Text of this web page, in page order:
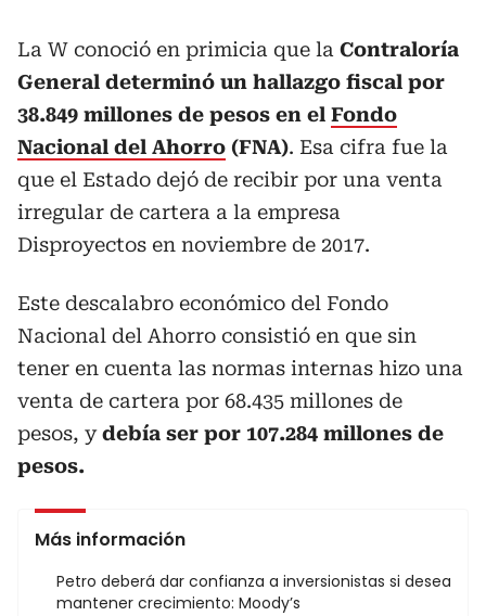
La W conoció en primicia que la Contraloría
General determinó un hallazgo fiscal por
38.849 millones de pesos en el Fondo
Nacional del Ahorro (FNA). Esa cifra fue la
que el Estado dejó de recibir por una venta
irregular de cartera a la empresa
Disproyectos en noviembre de 2017.
Este descalabro económico del Fondo
Nacional del Ahorro consistió en que sin
tener en cuenta las normas internas hizo una
venta de cartera por 68.435 millones de
pesos, ydebía ser por 107.284 millones de
pesos.
Más información
Petro deberá dar confianza a inversionistas si desea
mantener crecimiento: Moody’s